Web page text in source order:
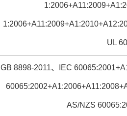
UL
GB 8898-2011、IEC
AS/NZS